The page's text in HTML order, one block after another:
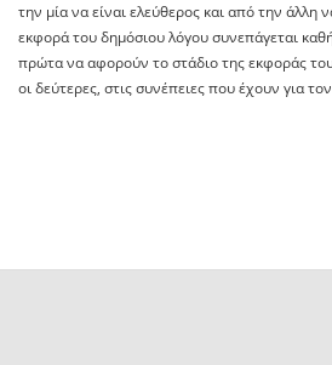
την μία να είναι ελεύθερος και από την άλλη
εκφορά του δημόσιου λόγου συνεπάγεται
πρώτα να αφορούν το στάδιο της εκφοράς
οι δεύτερες, στις συνέπειες που έχουν για